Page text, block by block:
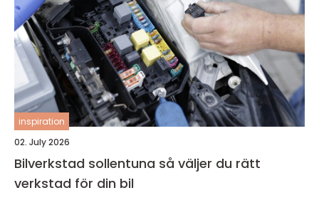
inspiration
02. July 2026
Bilverkstad sollentuna så väljer du rätt
verkstad för din bil